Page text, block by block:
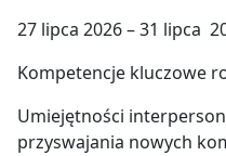
27 lipca 2026 – 31 lipca
Kompetencje kluczowe
Umiejętności
przyswajania nowych